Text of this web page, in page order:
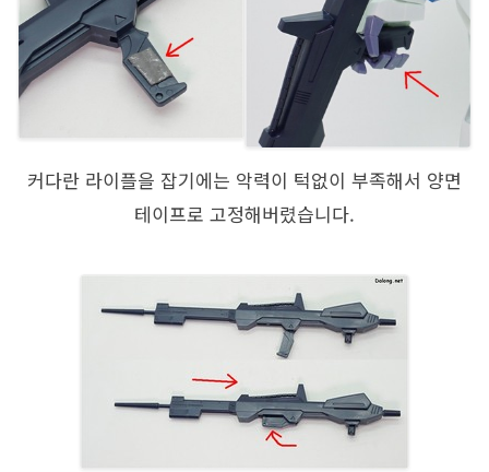
커다란 라이플을 잡기에는 악력이 턱없이 부족해서 양면
테이프로 고정해버렸습니다.